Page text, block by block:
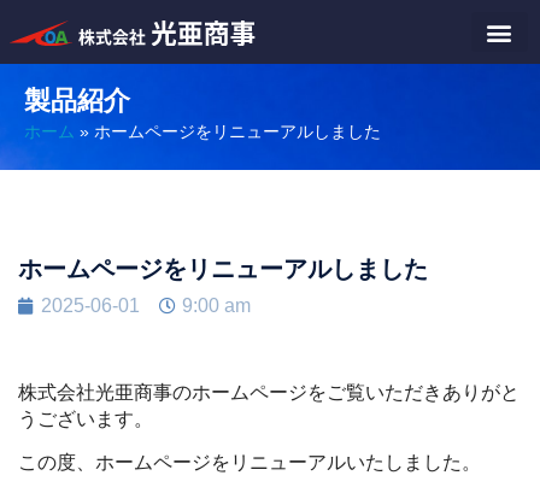
製品紹介
ホーム » ホームページをリニューアルしました
ホームページをリニューアルしました
2025-06-01 9:00 am
株式会社光亜商事のホームページをご覧いただきありがと
うございます。
この度、ホームページをリニューアルいたしました。